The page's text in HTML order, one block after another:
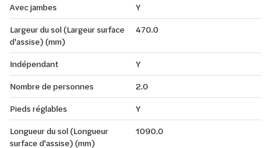
Avec jambes
Y
Largeur du sol (Largeur surface
d'assise) (mm)
470.0
Indépendant
Y
Nombre de personnes
2.0
Pieds réglables
Y
Longueur du sol (Longueur
surface d'assise) (mm)
1090.0